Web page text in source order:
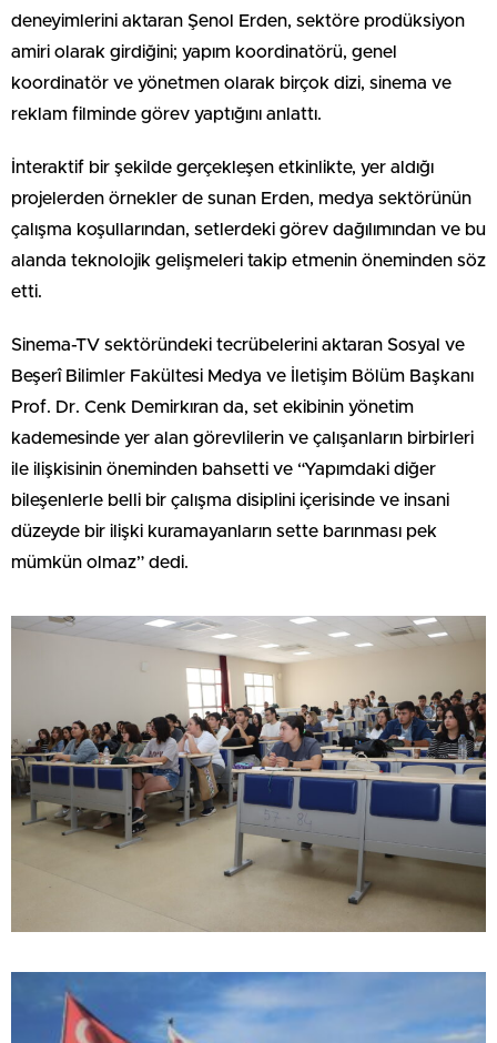
deneyimlerini aktaran Şenol Erden, sektöre prodüksiyon
amiri olarak girdiğini; yapım koordinatörü, genel
koordinatör ve yönetmen olarak birçok dizi, sinema ve
reklam filminde görev yaptığını anlattı.
İnteraktif bir şekilde gerçekleşen etkinlikte, yer aldığı
projelerden örnekler de sunan Erden, medya sektörünün
çalışma koşullarından, setlerdeki görev dağılımından ve bu
alanda teknolojik gelişmeleri takip etmenin öneminden söz
etti.
Sinema-TV sektöründeki tecrübelerini aktaran Sosyal ve
Beşerî Bilimler Fakültesi Medya ve İletişim Bölüm Başkanı
Prof. Dr. Cenk Demirkıran da, set ekibinin yönetim
kademesinde yer alan görevlilerin ve çalışanların birbirleri
ile ilişkisinin öneminden bahsetti ve “Yapımdaki diğer
bileşenlerle belli bir çalışma disiplini içerisinde ve insani
düzeyde bir ilişki kuramayanların sette barınması pek
mümkün olmaz” dedi.